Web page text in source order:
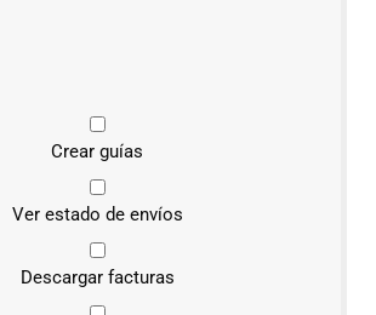
Crear guías
Ver estado de envíos
Descargar facturas